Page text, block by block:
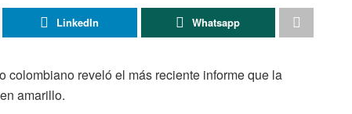
LinkedIn Whatsapp
reveló el más reciente informe que la
amarillo.